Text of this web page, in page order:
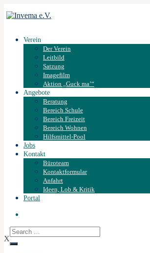
Verein
Der Verein
Leitbild
Satzung
Imagefilm
Aktion „Guck ma’“
Angebote
Beratung
Bereich Schule
Bereich Freizeit
Bereich Wohnen
Hilfsmittel-Pool
Jobs
Kontakt
Büroteam
Kontaktformular
Anfahrt
Ideen, Lob & Kritik
Portal
X